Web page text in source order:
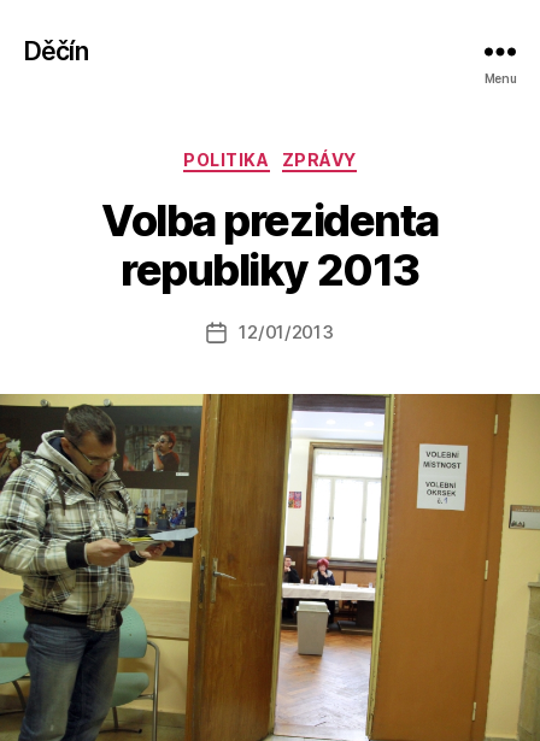
Děčín
Menu
Rubriky
POLITIKA ZPRÁVY
Volba prezidenta
republiky 2013
Autor
příspěvku
A
t
o
r:
r
d
k
o
r
Datum
12/01/2013